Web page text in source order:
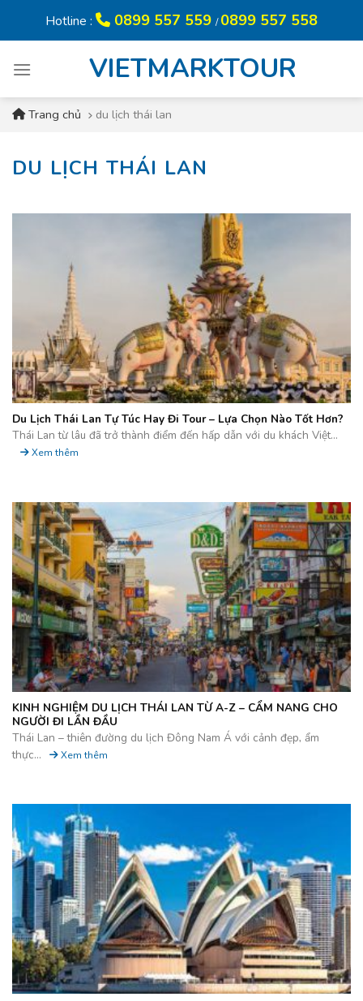
Hotline : 0899 557 559 /0899 557 558
VIETMARKTOUR
Trang chủ du lịch thái lan
DU LỊCH THÁI LAN
Du Lịch Thái Lan Tự Túc Hay Đi Tour – Lựa Chọn Nào Tốt Hơn?
Thái Lan từ lâu đã trở thành điểm đến hấp dẫn với du khách Việt...
Xem thêm
KINH NGHIỆM DU LỊCH THÁI LAN TỪ A-Z – CẨM NANG CHO
NGƯỜI ĐI LẦN ĐẦU
Thái Lan – thiên đường du lịch Đông Nam Á với cảnh đẹp, ẩm
thực...
Xem thêm